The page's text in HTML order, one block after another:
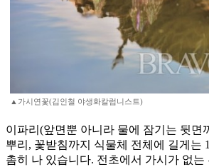
▲가시연꽃(김인철 야생화칼럼니스트)
이파리(앞면뿐 아니라 물에 잠기는 뒷면
뿌리, 꽃받침까지 식물체 전체에 길게는
촘히 나 있습니다. 전초에서 가시가 없는